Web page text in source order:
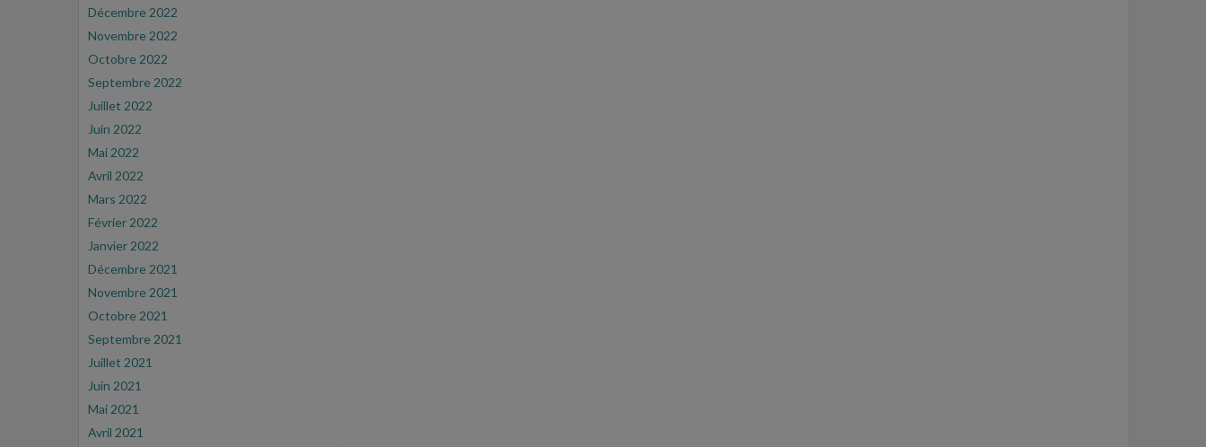
Décembre 2022
Novembre 2022
Octobre 2022
Septembre 2022
Juillet 2022
Juin 2022
Mai 2022
Avril 2022
Mars 2022
Février 2022
Janvier 2022
Décembre 2021
Novembre 2021
Octobre 2021
Septembre 2021
Juillet 2021
Juin 2021
Mai 2021
Avril 2021